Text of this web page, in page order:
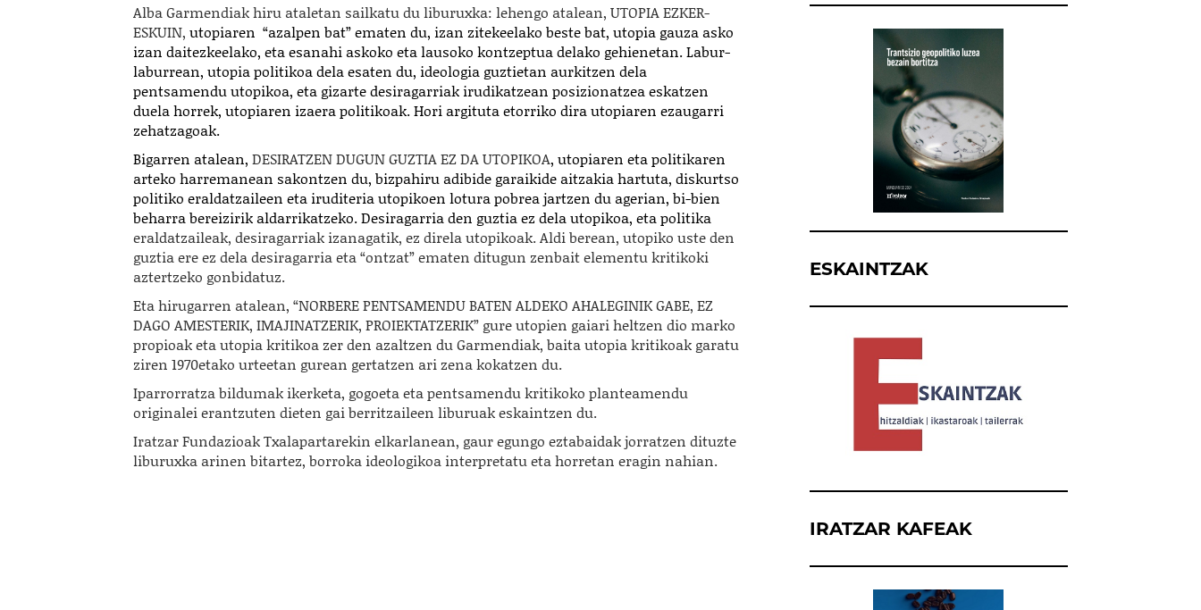
Alba Garmendiak hiru ataletan sailkatu du liburuxka: lehengo atalean, UTOPIA EZKER-
ESKUIN,utopiaren “azalpen bat” ematen du, izan zitekeelako beste bat, utopia gauza asko
izan daitezkeelako, eta esanahi askoko eta lausoko kontzeptua delako gehienetan. Labur-
laburrean, utopia politikoa dela esaten du, ideologia guztietan aurkitzen dela
pentsamendu utopikoa, eta gizarte desiragarriak irudikatzean posizionatzea eskatzen
duela horrek, utopiaren izaera politikoak. Hori argituta etorriko dira utopiaren ezaugarri
zehatzagoak.
Bigarren atalean,DESIRATZEN DUGUN GUZTIA EZ DA UTOPIKOA, utopiaren eta politikaren
arteko harremanean sakontzen du, bizpahiru adibide garaikide aitzakia hartuta, diskurtso
politiko eraldatzaileen eta iruditeria utopikoen lotura pobrea jartzen du agerian, bi-bien
beharra bereizirik aldarrikatzeko. Desiragarria den guztia ez dela utopikoa, eta politika
eraldatzaileak, desiragarriak izanagatik, ez direla utopikoak. Aldi berean, utopiko uste den
guztia ere ez dela desiragarria eta “ontzat” ematen ditugun zenbait elementu kritikoki
aztertzeko gonbidatuz.
Eta hirugarren atalean, “NORBERE PENTSAMENDU BATEN ALDEKO AHALEGINIK GABE, EZ
DAGO AMESTERIK, IMAJINATZERIK, PROIEKTATZERIK” gure utopien gaiari heltzen dio marko
propioak eta utopia kritikoa zer den azaltzen du Garmendiak, baita utopia kritikoak garatu
ziren 1970etako urteetan gurean gertatzen ari zena kokatzen du.
Iparrorratza bildumak ikerketa, gogoeta eta pentsamendu kritikoko planteamendu
originalei erantzuten dieten gai berritzaileen liburuak eskaintzen du.
Iratzar Fundazioak Txalapartarekin elkarlanean, gaur egungo eztabaidak jorratzen dituzte
liburuxka arinen bitartez, borroka ideologikoa interpretatu eta horretan eragin nahian.
ESKAINTZAK
IRATZAR KAFEAK